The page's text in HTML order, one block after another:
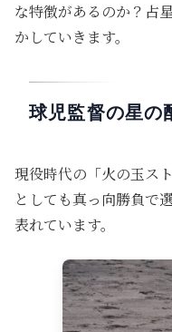
な特徴があるのか？ 占
かしていきます。
球児監督の星の
現役時代の「火の玉ス
としても真っ向勝負で
表れています。